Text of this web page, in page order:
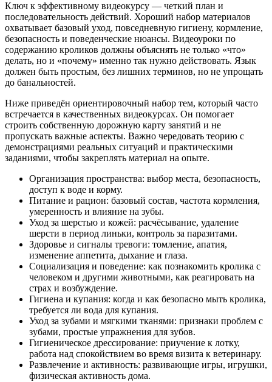
Ключ к эффективному видеокурсу — четкий план и
последовательность действий. Хороший набор материалов
охватывает базовый уход, повседневную гигиену, кормление,
безопасность и поведенческие нюансы. Видеоуроки по
содержанию кроликов должны объяснять не только «что»
делать, но и «почему» именно так нужно действовать. Язык
должен быть простым, без лишних терминов, но не упрощать
до банальностей.
Ниже приведён ориентировочный набор тем, который часто
встречается в качественных видеокурсах. Он помогает
строить собственную дорожную карту занятий и не
пропускать важные аспекты. Важно чередовать теорию с
демонстрациями реальных ситуаций и практическими
заданиями, чтобы закреплять материал на опыте.
Организация пространства: выбор места, безопасность,
доступ к воде и корму.
Питание и рацион: базовый состав, частота кормления,
умеренность и влияние на зубы.
Уход за шерстью и кожей: расчёсывание, удаление
шерсти в период линьки, контроль за паразитами.
Здоровье и сигналы тревоги: томление, апатия,
изменение аппетита, дыхание и глаза.
Социализация и поведение: как познакомить кролика с
человеком и другими животными, как реагировать на
страх и возбуждение.
Гигиена и купания: когда и как безопасно мыть кролика,
требуется ли вода для купания.
Уход за зубами и мягкими тканями: признаки проблем с
зубами, простые упражнения для зубов.
Гигиеническое дрессирование: приучение к лотку,
работа над спокойствием во время визита к ветеринару.
Развлечение и активность: развивающие игры, игрушки,
физическая активность дома.